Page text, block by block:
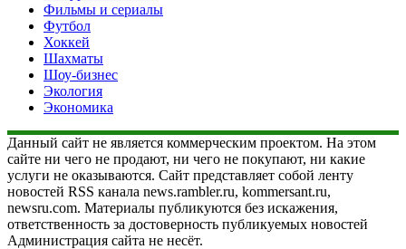
Фильмы и сериалы
Футбол
Хоккей
Шахматы
Шоу-бизнес
Экология
Экономика
Данный сайт не является коммерческим проектом. На этом
сайте ни чего не продают, ни чего не покупают, ни какие
услуги не оказываются. Сайт представляет собой ленту
новостей RSS канала news.rambler.ru, kommersant.ru,
newsru.com. Материалы публикуются без искажения,
ответственность за достоверность публикуемых новостей
Администрация сайта не несёт.